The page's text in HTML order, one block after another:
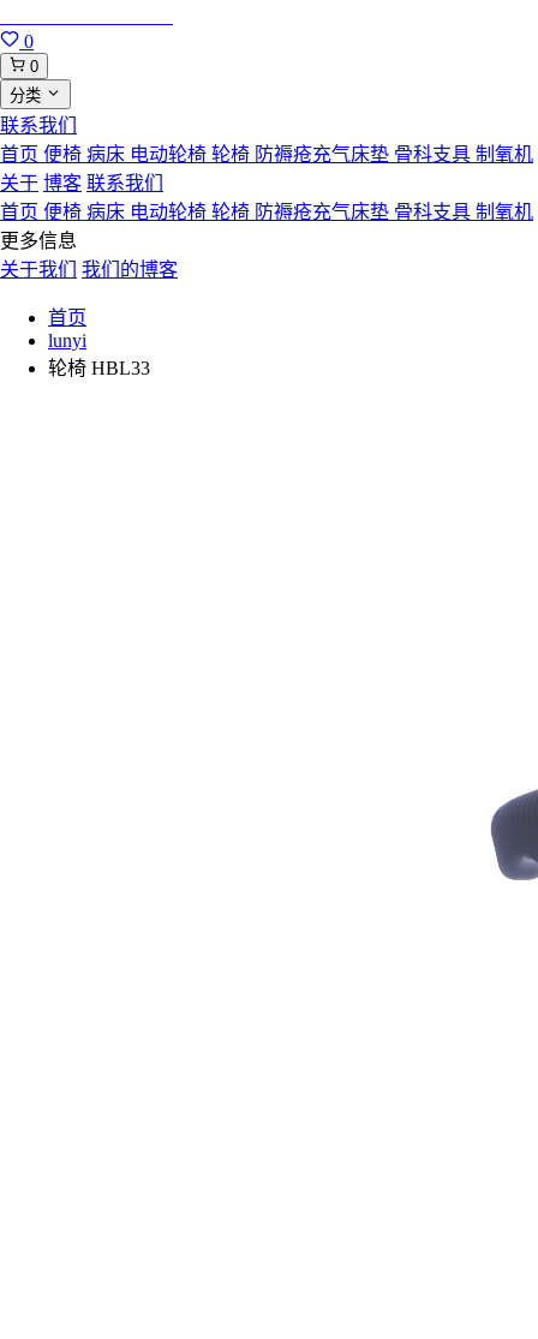
0
0
分类
联系我们
首页 便椅 病床 电动轮椅 轮椅 防褥疮充气床垫 骨科支具 制氧机
关于 博客 联系我们
首页 便椅 病床 电动轮椅 轮椅 防褥疮充气床垫 骨科支具 制氧机
更多信息
关于我们
我们的博客
首页
lunyi
轮椅 HBL33